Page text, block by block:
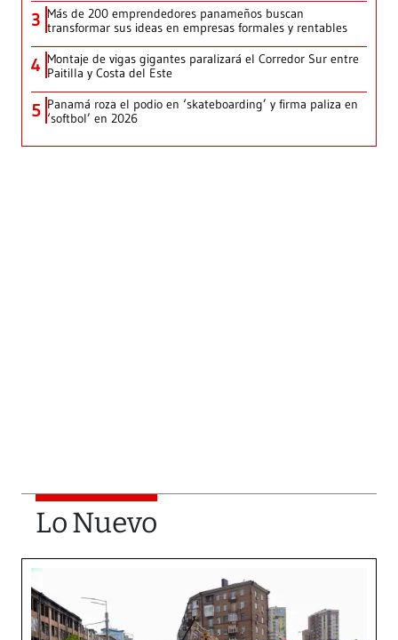
3 Más de 200 emprendedores panameños buscan
transformar sus ideas en empresas formales y rentables
4 Montaje de vigas gigantes paralizará el Corredor Sur entre
Paitilla y Costa del Este
5 Panamá roza el podio en ‘skateboarding’ y firma paliza en
‘softbol’ en 2026
Lo Nuevo